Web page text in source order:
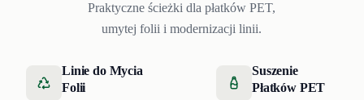
Praktyczne ścieżki dla płatków PET,
umytej folii i modernizacji linii.
Linie do Mycia
Folii
Suszenie
Płatków PET